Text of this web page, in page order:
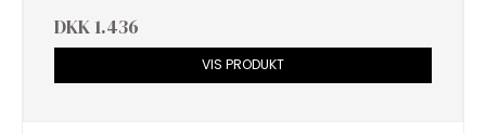
DKK 1.436
VIS PRODUKT